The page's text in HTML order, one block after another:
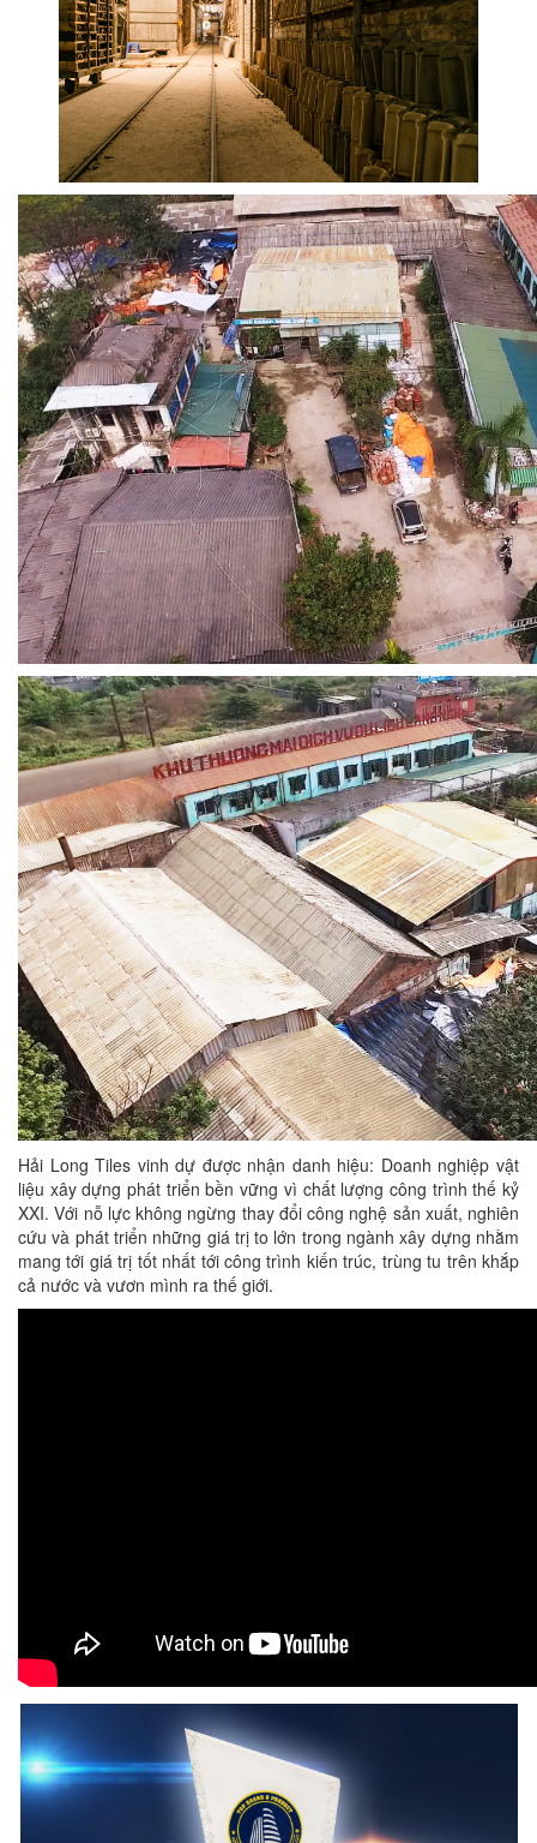
Hải Long Tiles vinh dự được nhận danh hiệu: Doanh nghiệp vật
liệu xây dựng phát triển bền vững vì chất lượng công trình thế kỷ
XXI. Với nỗ lực không ngừng thay đổi công nghệ sản xuất, nghiên
cứu và phát triển những giá trị to lớn trong ngành xây dựng nhằm
mang tới giá trị tốt nhất tới công trình kiến trúc, trùng tu trên khắp
cả nước và vươn mình ra thế giới.